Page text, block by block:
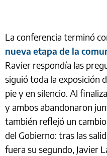
La conferencia terminó
nueva etapa de la
Ravier respondía las
siguió toda la exposición
pie y en silencio. Al
y ambos abandonaron
también reflejó un
del Gobierno: tras las
fuera su segundo, Javier